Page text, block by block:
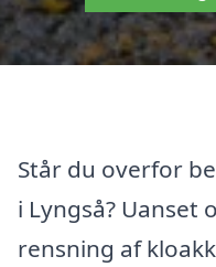
Står du overfor
i Lyngså? Uanset
rensning af